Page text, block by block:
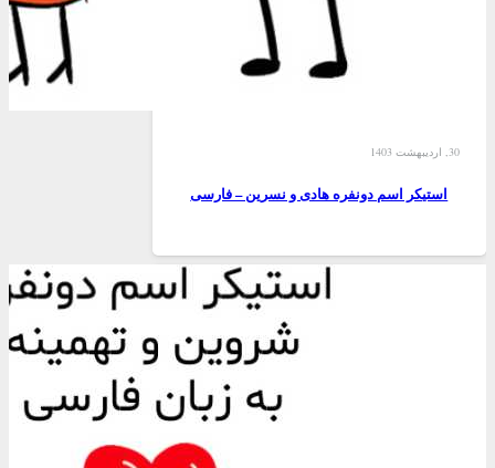
30, اردیبهشت 1403
استیکر اسم دونفره هادی و نسرین – فارسی